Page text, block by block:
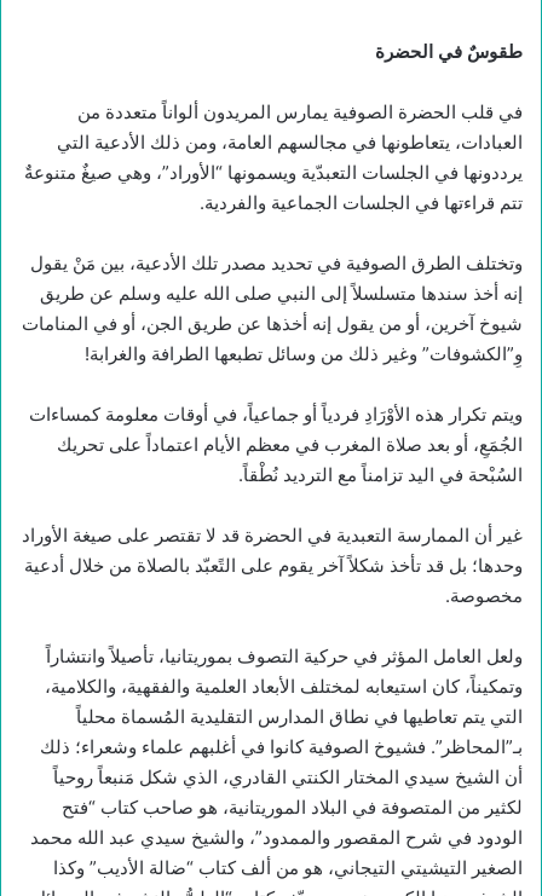
طقوسٌ في الحضرة
في قلب الحضرة الصوفية يمارس المريدون ألواناً متعددة من
العبادات، يتعاطونها في مجالسهم العامة، ومن ذلك الأدعية التي
يرددونها في الجلسات التعبدّية ويسمونها “الأوراد”، وهي صيغٌ متنوعةٌ
تتم قراءتها في الجلسات الجماعية والفردية.
وتختلف الطرق الصوفية في تحديد مصدر تلك الأدعية، بين مَنْ يقول
إنه أخذ سندها متسلسلاً إلى النبي صلى الله عليه وسلم عن طريق
شيوخ آخرين، أو من يقول إنه أخذها عن طريق الجن، أو في المنامات
وِ”الكشوفات” وغير ذلك من وسائل تطبعها الطرافة والغرابة!
ويتم تكرار هذه الأوْرَادِ فردياً أو جماعياً، في أوقات معلومة كمساءات
الجُمَعِ، أو بعد صلاة المغرب في معظم الأيام اعتماداً على تحريك
السُبْحة في اليد تزامناً مع الترديد نُطْقاً.
غير أن الممارسة التعبدية في الحضرة قد لا تقتصر على صيغة الأوراد
وحدها؛ بل قد تأخذ شكلاً آخر يقوم على التًعبّد بالصلاة من خلال أدعية
مخصوصة.
ولعل العامل المؤثر في حركية التصوف بموريتانيا، تأصيلاً وانتشاراً
وتمكيناً، كان استيعابه لمختلف الأبعاد العلمية والفقهية، والكلامية،
التي يتم تعاطيها في نطاق المدارس التقليدية المُسماة محلياً
بـ”المحاظر”. فشيوخ الصوفية كانوا في أغلبهم علماء وشعراء؛ ذلك
أن الشيخ سيدي المختار الكنتي القادري، الذي شكل مَنبعاً روحياً
لكثير من المتصوفة في البلاد الموريتانية، هو صاحب كتاب “فتح
الودود في شرح المقصور والممدود”، والشيخ سيدي عبد الله محمد
الصغير التيشيتي التيجاني، هو من ألف كتاب “ضالة الأديب” وكذا